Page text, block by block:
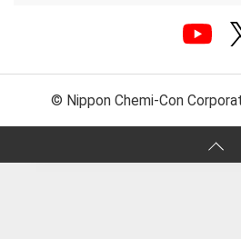
© Nippon Chemi-Con